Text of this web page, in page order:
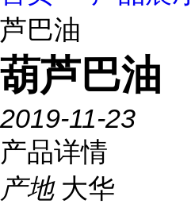
芦巴油
葫芦巴油
2019-11-23
产品详情
产地 大华